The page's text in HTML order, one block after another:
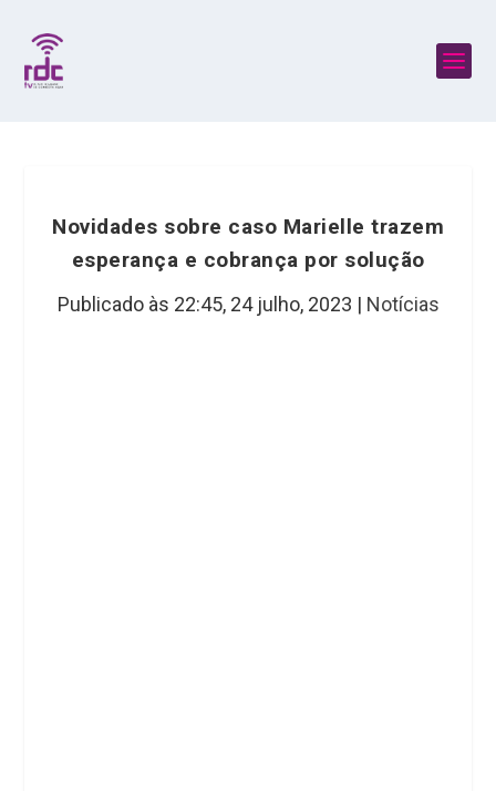
Novidades sobre caso Marielle trazem
esperança e cobrança por solução
Publicado às 22:45, 24 julho, 2023 | Notícias